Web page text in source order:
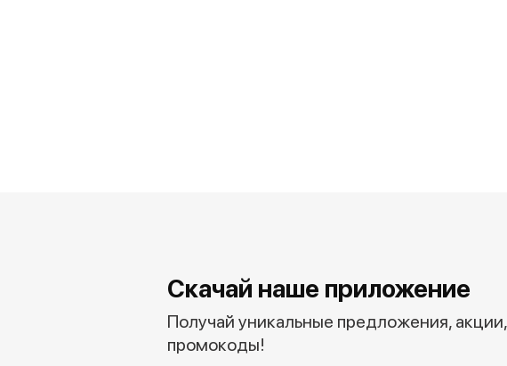
Скачай наше приложение
Получай уникальные предложения,
промокоды!